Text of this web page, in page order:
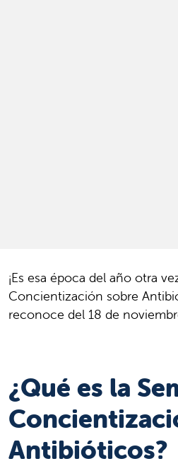
¡Es esa época del año otra
Concientización sobre
reconoce del 18 de
¿Qué es la
Antibióticos?